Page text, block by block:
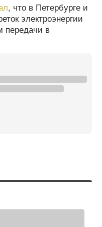
, что в Петербурге и
электроэнергии
передачи в